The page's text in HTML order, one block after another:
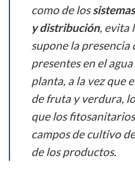
como de los
y distribución, evita
supone la presencia
presentes en el
planta, a la vez que
de fruta y verdura,
que los
campos de cultivo
de los productos.